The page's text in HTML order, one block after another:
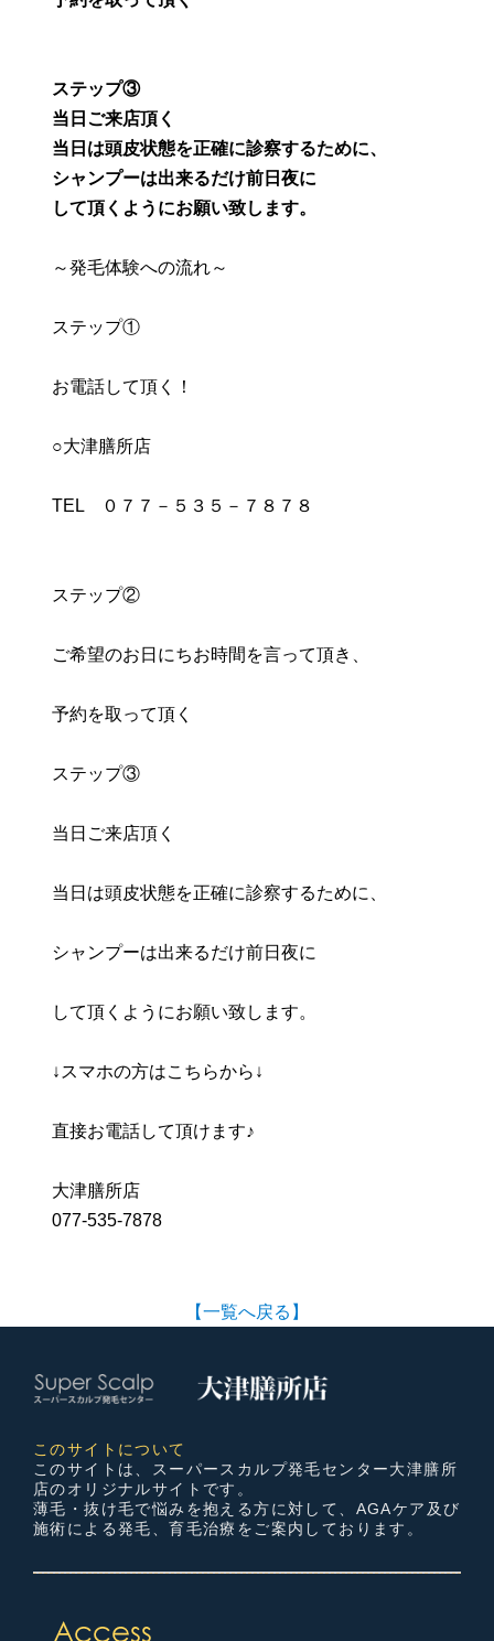
ステップ③
当日ご来店頂く
当日は頭皮状態を正確に診察するために、
シャンプーは出来るだけ前日夜に
して頂くようにお願い致します。
～発毛体験への流れ～
ステップ①
お電話して頂く！
○大津膳所店
TEL ０７７－５３５－７８７８
ステップ②
ご希望のお日にちお時間を言って頂き、
予約を取って頂く
ステップ③
当日ご来店頂く
当日は頭皮状態を正確に診察するために、
シャンプーは出来るだけ前日夜に
して頂くようにお願い致します。
↓スマホの方はこちらから↓
直接お電話して頂けます♪
大津膳所店
077-535-7878
【一覧へ戻る】
このサイトについて
このサイトは、スーパースカルプ発毛センター大津膳所
店のオリジナルサイトです。
薄毛・抜け毛で悩みを抱える方に対して、AGAケア及び
施術による発毛、育毛治療をご案内しております。